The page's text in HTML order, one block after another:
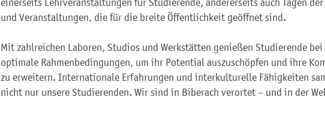
einerseits Lehrveranstaltungen für Studierende, andererseits auch Tagen
und Veranstaltungen, die für die breite Öffentlichkeit geöffnet sind.
Mit zahlreichen Laboren, Studios und Werkstätten genießen Studierende bei
optimale Rahmenbedingungen, um ihr Potential auszuschöpfen und ihre
zu erweitern. Internationale Erfahrungen und interkulturelle Fähigkeiten
nicht nur unsere Studierenden. Wir sind in Biberach verortet – und in der